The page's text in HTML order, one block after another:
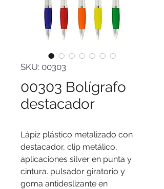
SKU: 00303
00303 Bolígrafo
destacador
Lápiz plástico metalizado con
destacador, clip metálico,
aplicaciones silver en punta y
cintura. pulsador giratorio y
goma antideslizante en